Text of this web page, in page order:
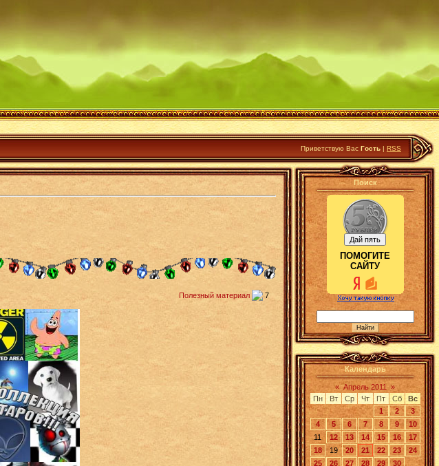
Приветствую Вас Гость | RSS
Полезный материал 7
Поиск
ПОМОГИТЕ
САЙТУ
Календарь
« Апрель 2011 »
Пн
Вт Ср Чт Пт Сб
Вс
1
2
3
4
5 6 7 8 9
10
11
12 13 14 15 16
17
18
19 20 21 22 23
24
25
26 27 28 29 30